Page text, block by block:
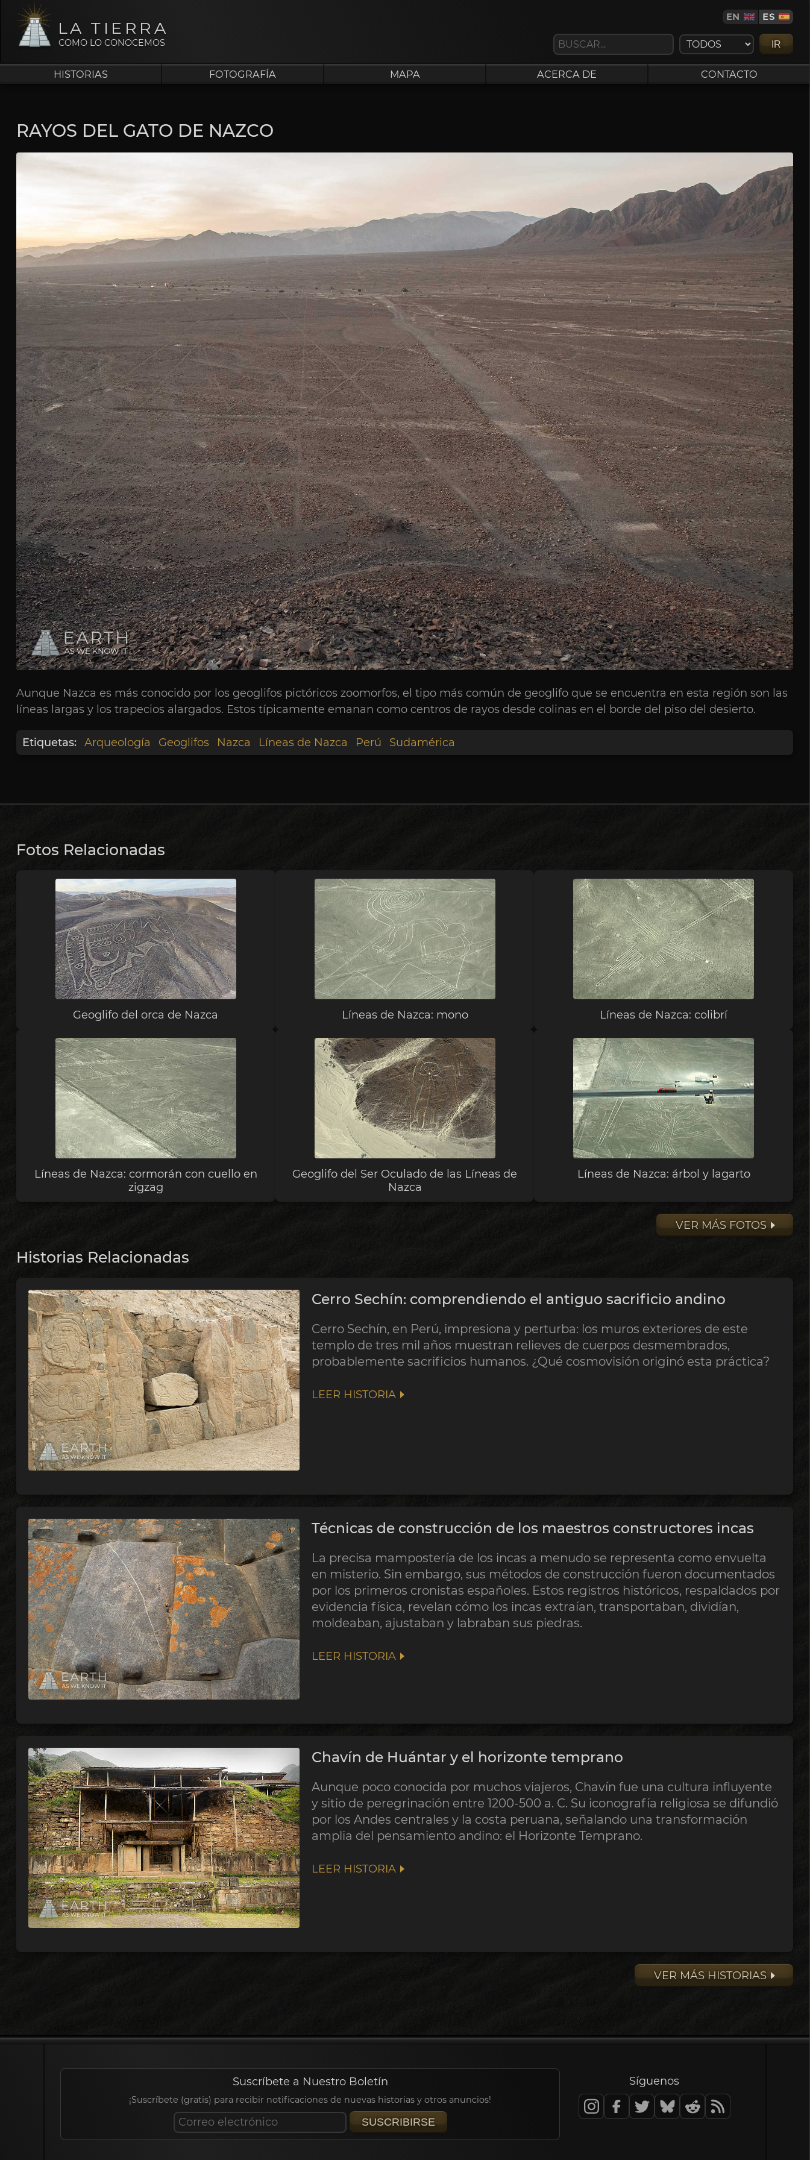
LA TIERRA
COMO LO CONOCEMOS IR
HISTORIAS FOTOGRAFÍA MAPA ACERCA DE CONTACTO
EN ES
RAYOS DEL GATO DE NAZCO
Aunque Nazca es más conocido por los geoglifos pictóricos zoomorfos, el tipo más común de geoglifo que se encuentra en esta región son las
líneas largas y los trapecios alargados. Estos típicamente emanan como centros de rayos desde colinas en el borde del piso del desierto.
Etiquetas: Arqueología Geoglifos Nazca Líneas de Nazca Perú Sudamérica
Fotos Relacionadas
Geoglifo del orca de Nazca Líneas de Nazca: mono Líneas de Nazca: colibrí
Líneas de Nazca: cormorán con cuello en
zigzag
Geoglifo del Ser Oculado de las Líneas de
Nazca
Líneas de Nazca: árbol y lagarto
VER MÁS FOTOS
Historias Relacionadas
Cerro Sechín: comprendiendo el antiguo sacrificio andino
Cerro Sechín, en Perú, impresiona y perturba: los muros exteriores de este
templo de tres mil años muestran relieves de cuerpos desmembrados,
probablemente sacrificios humanos. ¿Qué cosmovisión originó esta práctica?
LEER HISTORIA
Técnicas de construcción de los maestros constructores incas
La precisa mampostería de los incas a menudo se representa como envuelta
en misterio. Sin embargo, sus métodos de construcción fueron documentados
por los primeros cronistas españoles. Estos registros históricos, respaldados por
evidencia física, revelan cómo los incas extraían, transportaban, dividían,
moldeaban, ajustaban y labraban sus piedras.
LEER HISTORIA
Chavín de Huántar y el horizonte temprano
Aunque poco conocida por muchos viajeros, Chavín fue una cultura influyente
y sitio de peregrinación entre 1200-500 a. C. Su iconografía religiosa se difundió
por los Andes centrales y la costa peruana, señalando una transformación
amplia del pensamiento andino: el Horizonte Temprano.
LEER HISTORIA
VER MÁS HISTORIAS
Suscríbete a Nuestro Boletín
¡Suscríbete (gratis) para recibir notificaciones de nuevas historias y otros anuncios!
SUSCRIBIRSE
Síguenos